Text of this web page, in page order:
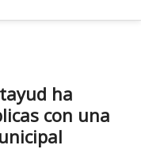
ha
con una